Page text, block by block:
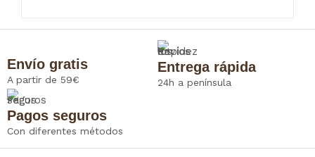
Envío gratis
A partir de 59€
Entrega rápida
24h a península
Pagos seguros
Con diferentes métodos